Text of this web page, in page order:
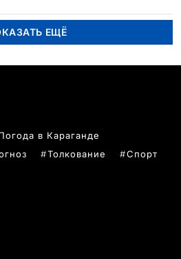
ЕЩЁ
в Караганде
Толкование
Спорт